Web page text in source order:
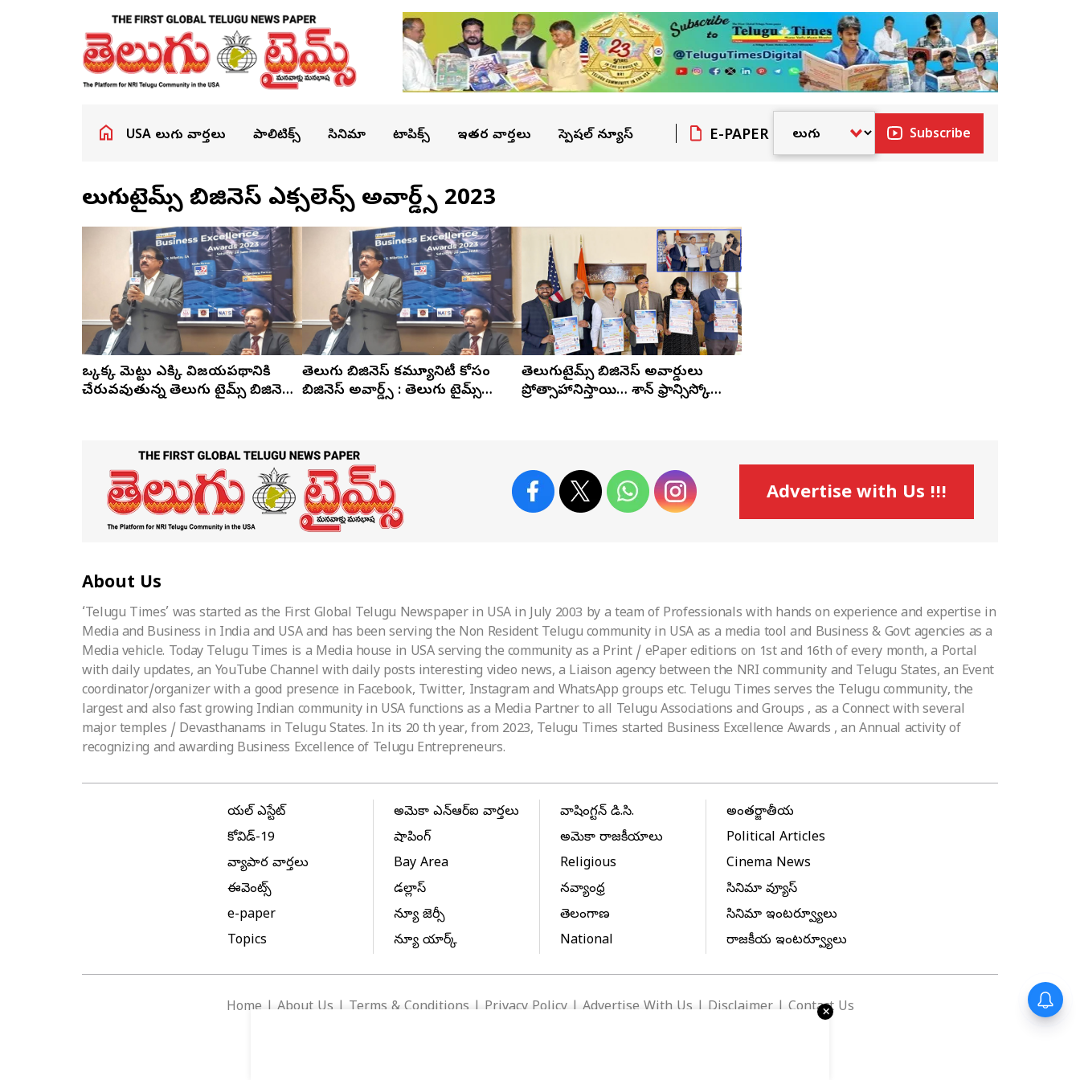
USA తెలుగు వార్తలు పాలిటిక్స్ సినిమా టాపిక్స్ ఇతర వార్తలు స్పెషల్ న్యూస్ E-PAPER Subscribe
తెలుగుటైమ్స్‌ బిజినెస్‌ ఎక్సలెన్స్‌ అవార్డ్స్‌ 2023
ఒక్కొక్క మెట్టు ఎక్కి విజయపథానికి
చేరువవుతున్న తెలుగు టైమ్స్ బిజినెస్
తెలుగు బిజినెస్ కమ్యూనిటీ కోసం
బిజినెస్ అవార్డ్స్ : తెలుగు టైమ్స్
తెలుగుటైమ్స్‌ బిజినెస్‌ అవార్డులు
ప్రోత్సాహానిస్తాయి… శాన్‌ ఫ్రాన్సిస్కో
Advertise with Us !!!
About Us
‘Telugu Times’ was started as the First Global Telugu Newspaper in USA in July 2003 by a team of Professionals with hands on experience and expertise in
Media and Business in India and USA and has been serving the Non Resident Telugu community in USA as a media tool and Business & Govt agencies as a
Media vehicle. Today Telugu Times is a Media house in USA serving the community as a Print / ePaper editions on 1st and 16th of every month, a Portal
with daily updates, an YouTube Channel with daily posts interesting video news, a Liaison agency between the NRI community and Telugu States, an Event
coordinator/organizer with a good presence in Facebook, Twitter, Instagram and WhatsApp groups etc. Telugu Times serves the Telugu community, the
largest and also fast growing Indian community in USA functions as a Media Partner to all Telugu Associations and Groups , as a Connect with several
major temples / Devasthanams in Telugu States. In its 20 th year, from 2023, Telugu Times started Business Excellence Awards , an Annual activity of
recognizing and awarding Business Excellence of Telugu Entrepreneurs.
రియల్ ఎస్టేట్
కోవిడ్-19
వ్యాపార వార్తలు
ఈవెంట్స్
e-paper
Topics
అమెరికా ఎన్‌ఆర్‌ఐ వార్తలు
షాపింగ్
Bay Area
డల్లాస్
న్యూ జెర్సీ
న్యూ యార్క్
వాషింగ్టన్ డి.సి.
అమెరికా రాజకీయాలు
Religious
నవ్యాంధ్ర
తెలంగాణ
National
అంతర్జాతీయ
Political Articles
Cinema News
సినిమా రివ్యూస్
సినిమా ఇంటర్వ్యూలు
రాజకీయ ఇంటర్వ్యూలు
Home| About Us| Terms & Conditions| Privacy Policy| Advertise With Us| Disclaimer| Contact Us
✕